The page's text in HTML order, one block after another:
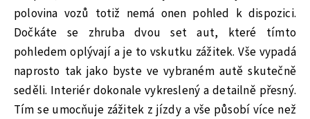
polovina vozů totiž nemá onen pohled k dispozici.
Dočkáte se zhruba dvou set aut, které tímto
pohledem oplývají a je to vskutku zážitek. Vše vypadá
naprosto tak jako byste ve vybraném autě skutečně
seděli. Interiér dokonale vykreslený a detailně přesný.
Tím se umocňuje zážitek z jízdy a vše působí více než